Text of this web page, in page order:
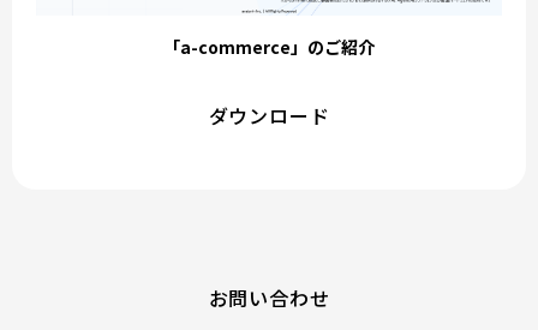
「a-commerce」のご紹介
ダウンロード
お問い合わせ